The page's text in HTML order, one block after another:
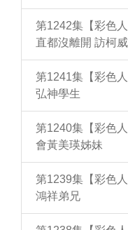
第1242集【彩色
直都沒離開 訪柯
第1241集【彩色
弘神學生
第1240集【彩色
會黃美瑛姊妹
第1239集【彩色
鴻祥弟兄